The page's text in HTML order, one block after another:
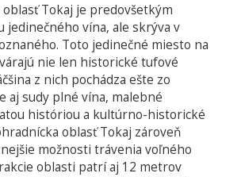
Tokaj je predovšetkým
jedinečného vína, ale skrýva v
Toto jedinečné miesto na
nie len historické tufové
z nich pochádza ešte zo
aj sudy plné vína, malebné
históriou a kultúrno-historické
oblasť Tokaj zároveň
možnosti trávenia voľného
oblasti patrí aj 12 metrov